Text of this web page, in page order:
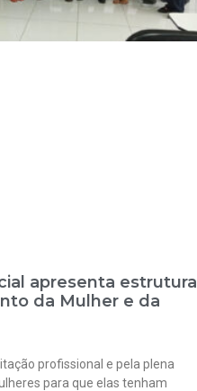
apresenta estrutura
da Mulher e da
profissional e pela plena
para que elas tenham